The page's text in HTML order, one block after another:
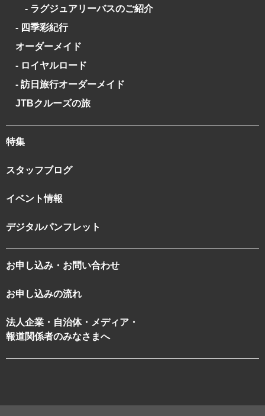
- ラグジュアリーバスのご紹介
- 四季彩紀行
オーダーメイド
- ロイヤルロード
- 訪日旅行オーダーメイド
JTBクルーズの旅
特集
スタッフブログ
イベント情報
デジタルパンフレット
お申し込み・お問い合わせ
お申し込みの流れ
法人企業・自治体・メディア・
報道関係者のみなさまへ